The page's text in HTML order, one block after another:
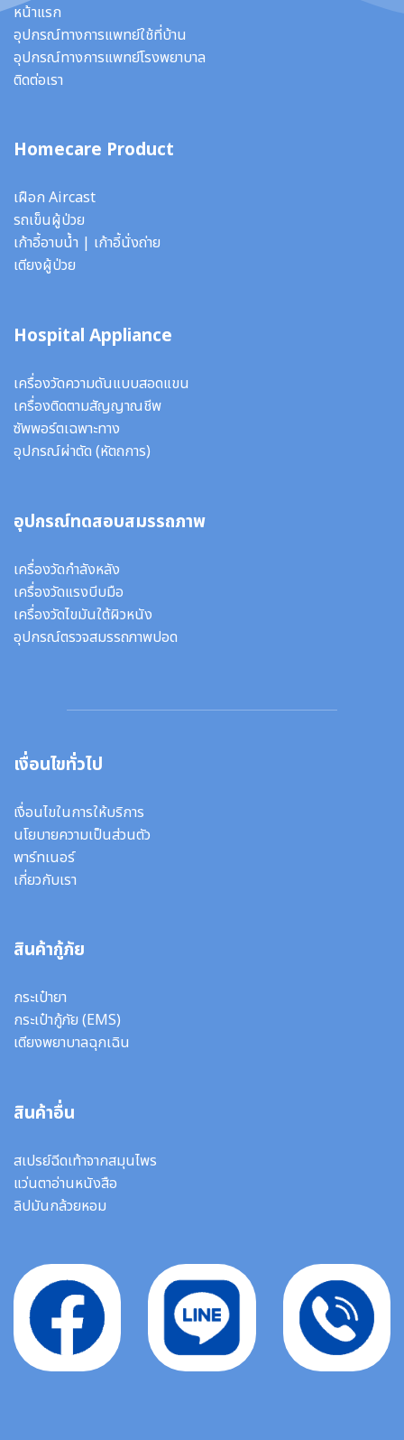
หน้าแรก
อุปกรณ์ทางการแพทย์ใช้ที่บ้าน
อุปกรณ์ทางการแพทย์โรงพยาบาล
ติดต่อเรา
Homecare Product
เฝือก Aircast
รถเข็นผู้ป่วย
เก้าอี้อาบน้ำ | เก้าอี้นั่งถ่าย
เตียงผู้ป่วย
Hospital Appliance
เครื่องวัดความดันแบบสอดแขน
เครื่องติดตามสัญญาณชีพ
ซัพพอร์ตเฉพาะทาง
อุปกรณ์ผ่าตัด (หัตถการ)
อุปกรณ์ทดสอบสมรรถภาพ
เครื่องวัดกำลังหลัง
เครื่องวัดแรงบีบมือ
เครื่องวัดไขมันใต้ผิวหนัง
อุปกรณ์ตรวจสมรรถภาพปอด
เงื่อนไขทั่วไป
เงื่อนไขในการให้บริการ
นโยบายความเป็นส่วนตัว
พาร์ทเนอร์
เกี่ยวกับเรา
สินค้ากู้ภัย
กระเป๋ายา
กระเป๋ากู้ภัย (EMS)
เตียงพยาบาลฉุกเฉิน
สินค้าอื่น
สเปรย์ฉีดเท้าจากสมุนไพร
แว่นตาอ่านหนังสือ
ลิปมันกล้วยหอม